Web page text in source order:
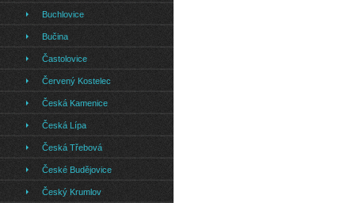
Buchlovice
Bučina
Častolovice
Červený Kostelec
Česká Kamenice
Česká Lípa
Česká Třebová
České Budějovice
Český Krumlov